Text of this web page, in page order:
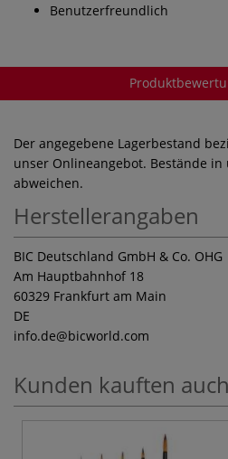
Benutzerfreundlich
Der angegebene Lagerbestand
unser Onlineangebot. Bestände
abweichen.
Herstellerangaben
BIC Deutschland GmbH & Co. OHG
Am Hauptbahnhof 18
60329 Frankfurt am Main
DE
info.de@bicworld.com
Kunden kauften